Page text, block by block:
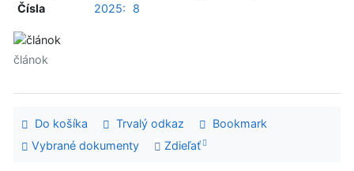
Čísla
2025: 8
článok
Do košíka Trvalý odkaz
Bookmark
Vybrané dokumenty
Zdieľať